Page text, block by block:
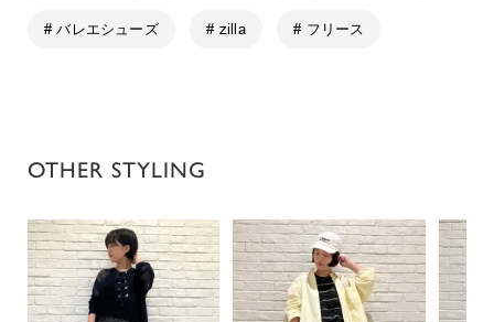
# バレエシューズ # zilla # フリース
OTHER STYLING